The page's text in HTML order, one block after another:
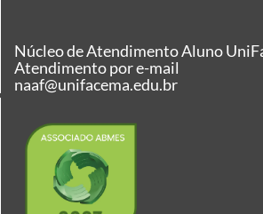
Núcleo de Atendimento Aluno
Atendimento por e-mail
naaf@unifacema.edu.br